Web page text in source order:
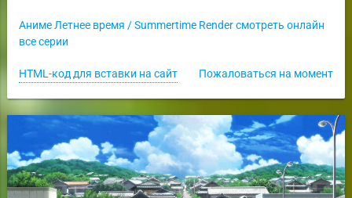
Аниме Летнее время / Summertime Render смотреть онлайн
все серии
Пожаловаться на момент
HTML-код для вставки на сайт